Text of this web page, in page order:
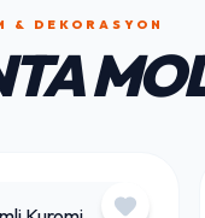
& DEKORASYON